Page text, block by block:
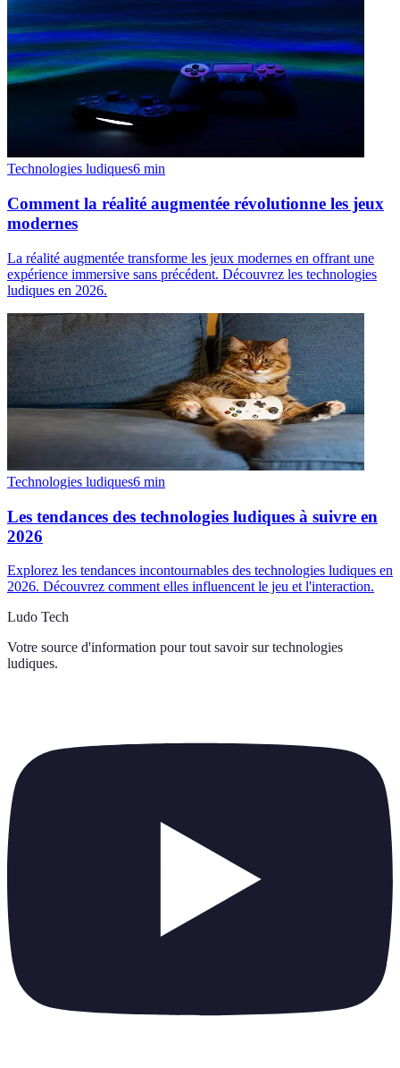
Technologies ludiques6 min
Comment la réalité augmentée révolutionne les jeux
modernes
La réalité augmentée transforme les jeux modernes en offrant une
expérience immersive sans précédent. Découvrez les technologies
ludiques en 2026.
Technologies ludiques6 min
Les tendances des technologies ludiques à suivre en
2026
Explorez les tendances incontournables des technologies ludiques en
2026. Découvrez comment elles influencent le jeu et l'interaction.
Ludo Tech
Votre source d'information pour tout savoir sur technologies
ludiques.